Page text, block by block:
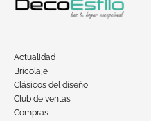
Actualidad
Bricolaje
Clásicos del diseño
Club de ventas
Compras